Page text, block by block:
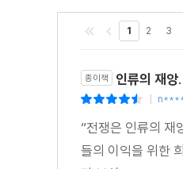
1 2 3
종이책 인류의 재앙
“전쟁은 인류의 재
들의 이익을 위한